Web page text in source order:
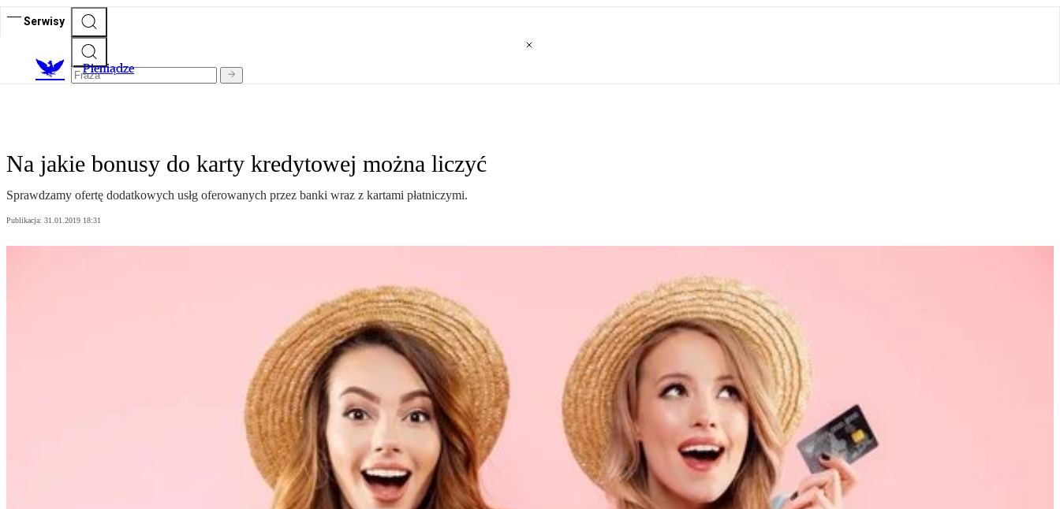
Serwisy
Pieniądze
Na jakie bonusy do karty kredytowej można liczyć
Sprawdzamy ofertę dodatkowych usłg oferowanych przez banki wraz z kartami płatniczymi.
Publikacja: 31.01.2019 18:31